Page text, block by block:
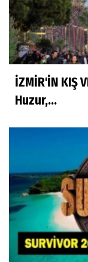
İZMİR'İN KIŞ
Huzur,...